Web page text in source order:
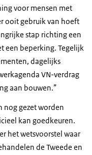
voor mensen met
ooit gebruik van hoeft
stap richting een
een beperking. Tegelijk
dagelijks
VN-verdrag
aan bouwen.
nog gezet worden
kan goedkeuren.
het wetsvoorstel waar
de Tweede en